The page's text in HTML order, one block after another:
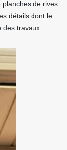
planches de rives
détails dont le
travaux.